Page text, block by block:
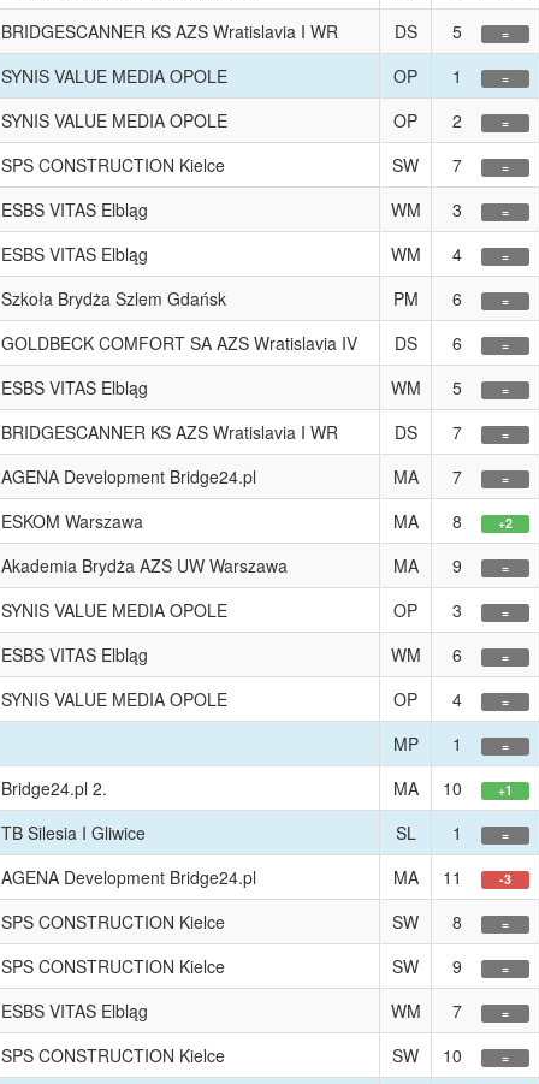
BRIDGESCANNER KS AZS Wratislavia I WR DS 5 =
SYNIS VALUE MEDIA OPOLE OP 1 =
SYNIS VALUE MEDIA OPOLE OP 2 =
SPS CONSTRUCTION Kielce SW 7 =
ESBS VITAS Elbląg WM 3 =
ESBS VITAS Elbląg WM 4 =
Szkoła Brydża Szlem Gdańsk PM 6 =
GOLDBECK COMFORT SA AZS Wratislavia IV DS 6 =
ESBS VITAS Elbląg WM 5 =
BRIDGESCANNER KS AZS Wratislavia I WR DS 7 =
AGENA Development Bridge24.pl MA 7 =
ESKOM Warszawa MA 8 +2
Akademia Brydża AZS UW Warszawa MA 9 =
SYNIS VALUE MEDIA OPOLE OP 3 =
ESBS VITAS Elbląg WM 6 =
SYNIS VALUE MEDIA OPOLE OP 4 =
MP 1 =
Bridge24.pl 2. MA 10 +1
TB Silesia I Gliwice SL 1 =
AGENA Development Bridge24.pl MA 11 -3
SPS CONSTRUCTION Kielce SW 8 =
SPS CONSTRUCTION Kielce SW 9 =
ESBS VITAS Elbląg WM 7 =
SPS CONSTRUCTION Kielce SW 10 =